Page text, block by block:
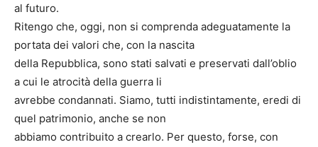
al futuro.
Ritengo che, oggi, non si comprenda adeguatamente la
portata dei valori che, con la nascita
della Repubblica, sono stati salvati e preservati dall’oblio
a cui le atrocità della guerra li
avrebbe condannati. Siamo, tutti indistintamente, eredi di
quel patrimonio, anche se non
abbiamo contribuito a crearlo. Per questo, forse, con